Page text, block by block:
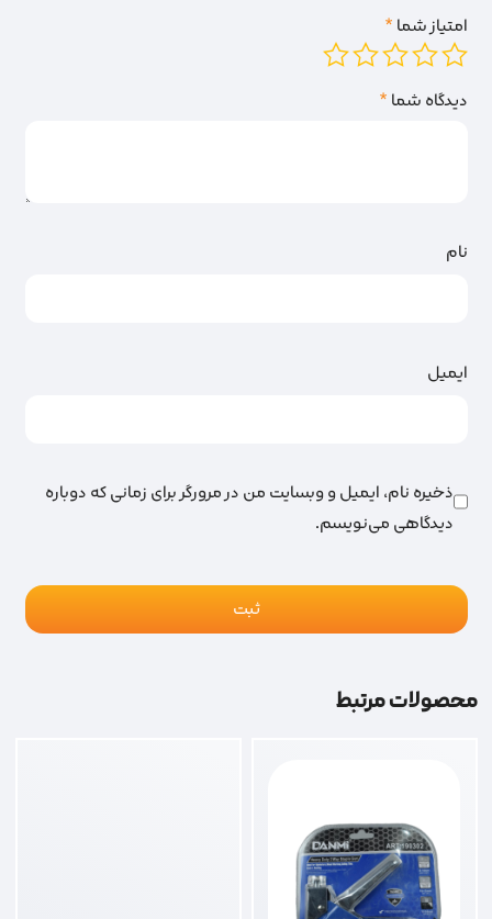
امتیاز شما*
دیدگاه شما*
نام
ایمیل
ذخیره نام، ایمیل و وبسایت من در مرورگر برای زمانی که دوباره
دیدگاهی می‌نویسم.
محصولات مرتبط